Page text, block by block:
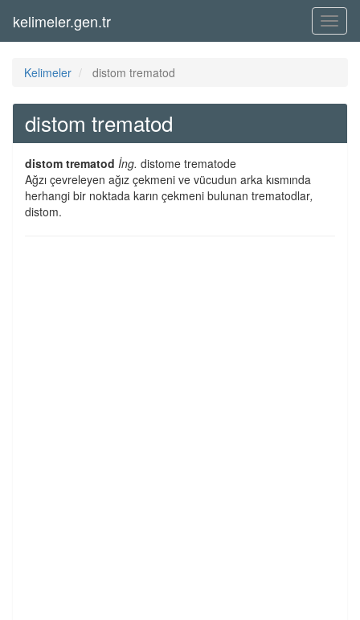
Menü
kelimeler.gen.tr
Kelimeler distom trematod
distom trematod
distom trematod İng. distome trematode
Ağzı çevreleyen ağız çekmeni ve vücudun arka kısmında
herhangi bir noktada karın çekmeni bulunan trematodlar,
distom.